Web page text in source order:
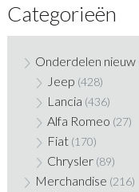
Categorieën
Onderdelen nieuw
Jeep (428)
Lancia (436)
Alfa Romeo (27)
Fiat (170)
Chrysler (89)
Merchandise (216)